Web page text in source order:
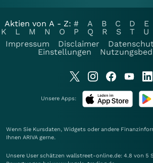
Aktien von A - Z: # A B C D E
K
L M N O P Q R S T U
Impressum
Disclaimer
Einstellungen
Unsere Apps:
Wenn Sie Kursdaten, Widgets oder andere
Ihnen ARIVA gerne.
Unsere User schätzen wallstreet-online.de: 4.8 von 5